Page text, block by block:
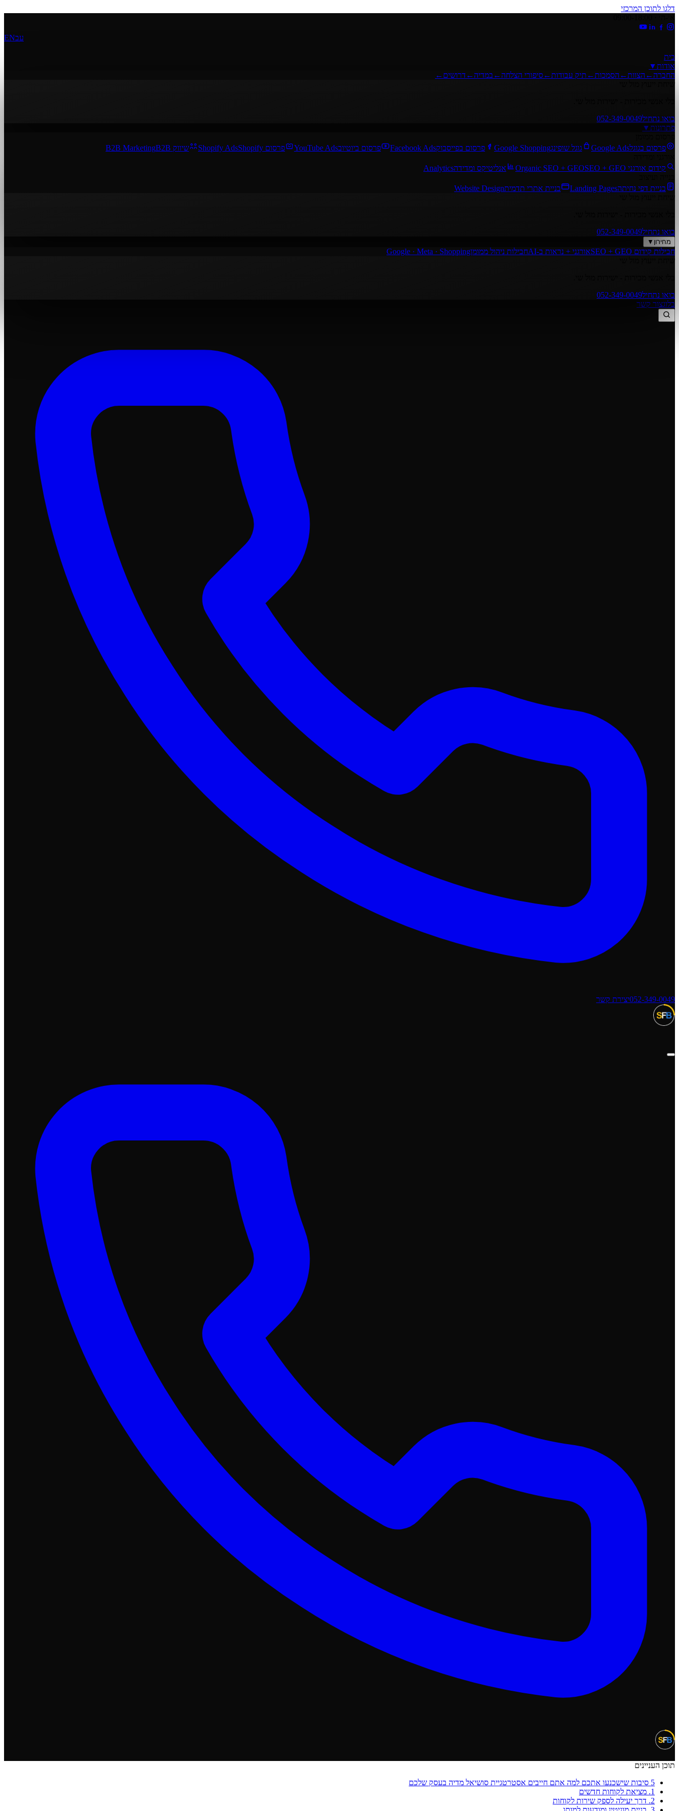
דלגו לתוכן המרכזי
ENעב
בית
אודות▼
החברה← הצוות← הסמכות← תיק עבודות←סיפורי הצלחה← במדיה← דרושים ←
בואו נתחיל052-349-0049
פתרונות ▼
פרסום בגוגלGoogle Ads גוגל שופינגGoogle Shopping פרסום בפייסבוקFacebook Ads פרסום ביוטיובYouTube Ads פרסום Shopify Shopify Ads שיווק B2B
B2B Marketing
קידום אורגני SEO + GEO
Organic SEO + GEO אנליטיקס ומדידהAnalytics
בניית דפי נחיתהLanding Pages בניית אתרי תדמיתWebsite Design
בואו נתחיל052-349-0049
מחירון ▼
חבילות קידום SEO + GEO אורגני + נראות ב-AI חבילות ניהול ממומןGoogle · Meta · Shopping
בואו נתחיל052-349-0049
בלוגצור קשר
052-349-0049יצירת קשר
תוכן העניינים
5 סיבות שישכנעו אתכם למה אתם חייבים אסטרטגיית סושיאל מדיה בעסק שלכם
1. מציאת לקוחות חדשים
2. דרך יעילה לספק שירות לקוחות